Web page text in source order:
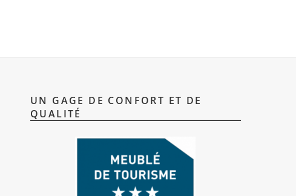
UN GAGE DE CONFORT ET DE
QUALITÉ